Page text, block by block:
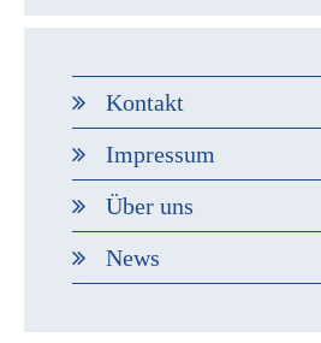
Kontakt
Impressum
Über uns
News